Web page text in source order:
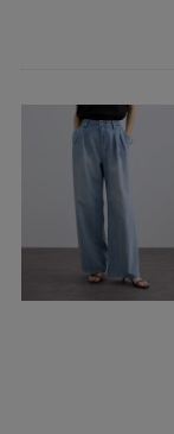
は【友達だち追